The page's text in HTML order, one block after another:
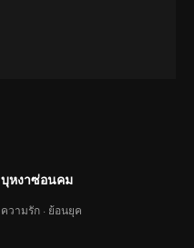
บุหงาซ่อนคม
ความรัก · ย้อนยุค